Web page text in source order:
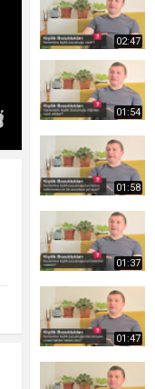
02:47
01:54
01:58
01:37
01:47